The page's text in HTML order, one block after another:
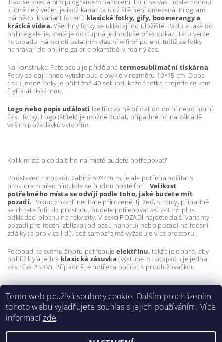
iPad se speciálním programem na focení. Fotit se vaši hosté mohou
klidně celý večer, jelikož kapacita úložiště není omezená. Program
má několik variant focení: klasické fotky, gify, boomerangy a
krátká videa. Všechny fotky se ukládají do úložiště iPadu a také do
online galerie, která je dostupná jednoduše přes odkaz. Tato verze
Fotopadu má oproti ostatním vlastní wifi připojení, tudíž se fotky
nahrávají do on-line galerie okamžitě, v reálný čas.
Na konstrukci Fotopadu je přidělaná termosublimační tiskárna.
Fotky se dají ihned vytisknout, obvykle v rozměru 10×15 cm. Doba
tisku jedné fotky je přibližně 40 sekund, každá fotka projede celkem
čtyřikrát tiskárnou.
Logo nebo popis události lze libovolně přidat do dolní nebo horní
části fotky. Logo (štítek) je možné dodat, případně ho na základě
vašich požadavků vytvořím.
Kolik místa a co dalšího na místě budete potřebovat?
Podstavec Fotopadu zabírá 60×40 cm, je ale potřeba počítat s
prostorem před ním, kde se budou hosté fotit. Velikost
potřebného místa se odvíjí podle toho, jaké budete mít
pozadí. Pokud pozadí necháte přirozeně, tj. zeď, stromy, případně
se chcete fotit do prostoru, budete potřebovat asi 2-3 m2 plus
odkládací plochu na rekvizity. V sekci POZADÍ najdete další varianty -
pozadí pro focení zblízka (od pasu nahoru) nebo pozadí na focení
zdálky (a pro více lidí), což samozřejmě vyžaduje více prostoru.
Fotopad ke svému životu potřebuje elektřinu, takže je dobré, aby
poblíž byla jedna klasická zásuvka (výstupem Fotopadu je jedna
zástrčka 230 V). Případně je potřeba počítat s prodlužovačkou.
Tento web používá soubory cookie. Dalším procházením
tohoto webu vyjadřujete souhlas s jejich používáním. Více
informacízde.